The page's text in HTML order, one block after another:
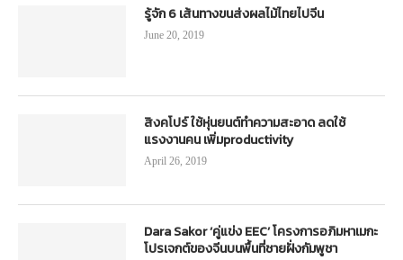
รู้จัก 6 เส้นทางขนส่งผลไม้ไทยไปจีน
June 20, 2019
สิงคโปร์ ใช้หุ่นยนต์ทำความสะอาด ลดใช้
แรงงานคน เพิ่มproductivity
April 26, 2019
Dara Sakor ‘คู่แข่ง EEC’ โครงการอภิมหาเมกะ
โปรเจกต์ของจีนบนพื้นที่ชายฝั่งกัมพูชา